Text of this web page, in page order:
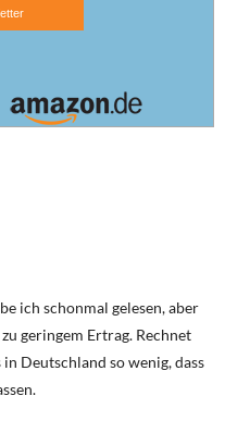
ich schonmal gelesen, aber
geringem Ertrag. Rechnet
Deutschland so wenig, dass